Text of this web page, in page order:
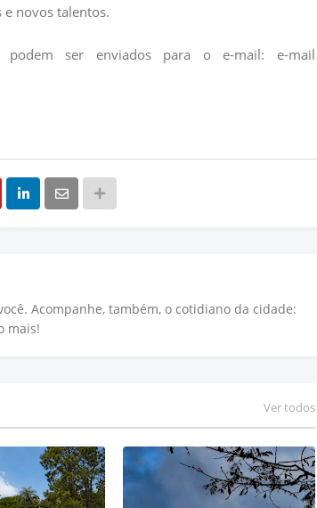
novos talentos.
podem ser enviados para o e-mail: e-mail
Acompanhe, também, o cotidiano da cidade:
mais!
Ver todos